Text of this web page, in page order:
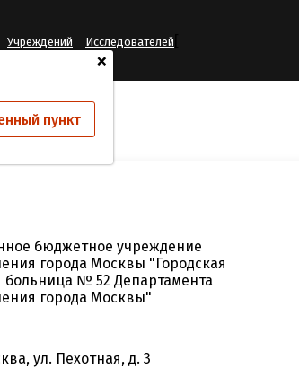
+
пункт
Учреждений Исследователей
бюджетное учреждение
города Москвы "Городская
больница № 52 Департамента
города Москвы"
ул. Пехотная, д. 3